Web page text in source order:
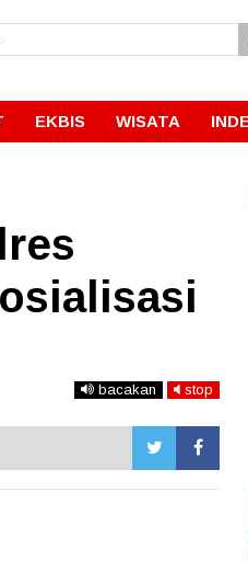
EKBIS WISATA
bacakan stop